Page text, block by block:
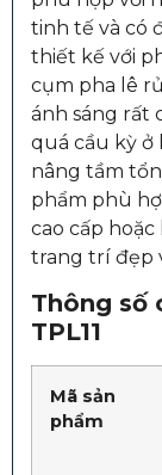
tinh tế và có
thiết kế với
cụm pha lê
ánh sáng rất
quá cầu kỳ ở
nâng tầm
phẩm phù
cao cấp
trang trí đẹp
Thông số
TPL11
Mã sản
phẩm